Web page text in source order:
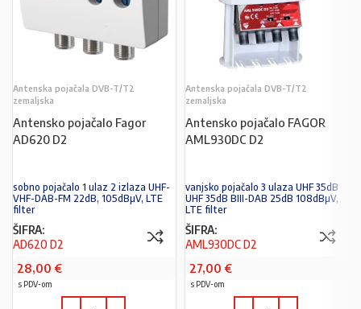
Antenska pojačala DVB-T/T2
zemaljska
Antensko pojačalo Fagor
AD620 D2
sobno pojačalo 1 ulaz 2 izlaza UHF-
VHF-DAB-FM 22dB, 105dBµV, LTE
filter
ŠIFRA:
AD620 D2
28,00 €
s PDV-om
Antenska pojačala DVB-T/T2
zemaljska
Antensko pojačalo FAGOR
AML930DC D2
vanjsko pojačalo 3 ulaza UHF 35dB
UHF 35dB BIII-DAB 25dB 108dBµV,
LTE filter
ŠIFRA:
AML930DC D2
27,00 €
s PDV-om